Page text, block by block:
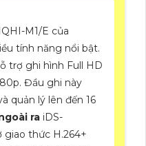
M1/E của
tính năng nổi bật.
trợ ghi hình Full HD
Đầu ghi này
quản lý lên đến 16
ra iDS-
giao thức H.264+